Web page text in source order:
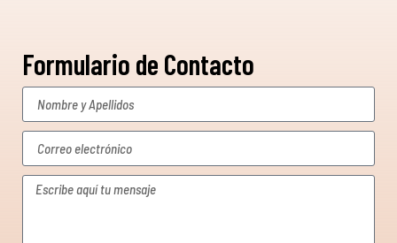
Formulario de Contacto